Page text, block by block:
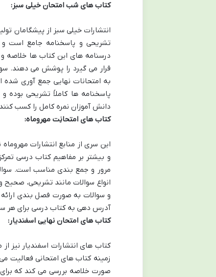
کتاب های شب امتحان خیلی سبز:
انتشارات خیلی سبز از پیشگامان
تشریحی و پاسخنامه جامع است و
درسنامه های این کتاب ها خلاصه
قرار می گیرد را پوشش می دهند.
به امتحانات نهایی جمع آوری
پاسخنامه ها کاملاً تشریحی
دانش آموزان نمره کامل را کسب
کتاب های امتحانِت مهروماه:
این سری از منابع انتشارات
و بیشتر بر مفاهیم کتاب درسی
مرور و جمع بندی مناسب است.
انواع سوالات مانند تشریحی،
و سوالات به صورت فصل بندی
آدرس دهی به کتاب درسی برای هر
کتاب های امتحان نهایی اسفندیار:
کتاب های انتشارات اسفندیار نیز
زمینه کتاب های امتحانی فعالیت
صورت خلاصه بررسی می کند که